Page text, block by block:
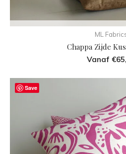
ML
Chappa Zijde
Vanaf
Save